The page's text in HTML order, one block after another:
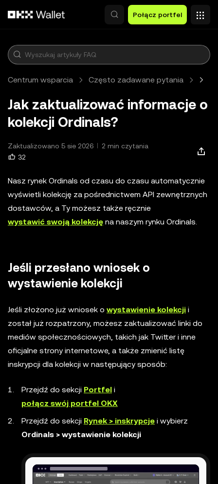
Połącz portfel
Centrum wsparcia Często zadawane pytania
Jak zaktualizować informacje o
kolekcji Ordinals?
Zaktualizowano 5 sie 2026
2 min czytania
32
Nasz rynek Ordinals od czasu do czasu automatycznie
wyświetli kolekcję za pośrednictwem API zewnętrznych
dostawców, a Ty możesz także ręcznie
wystawić swoją kolekcję na naszym rynku Ordinals.
Jeśli przesłano wniosek o
wystawienie kolekcji
Jeśli złożono już wniosek o wystawienie kolekcji i
został już rozpatrzony, możesz zaktualizować linki do
mediów społecznościowych, takich jak Twitter i inne
oficjalne strony internetowe, a także zmienić listę
inskrypcji dla kolekcji w następujący sposób:
Przejdź do sekcji Portfel i
połącz swój portfel OKX
Przejdź do sekcji Rynek > inskrypcje i wybierz
Ordinals > wystawienie kolekcji